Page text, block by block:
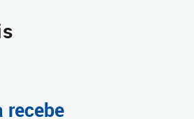
recebe